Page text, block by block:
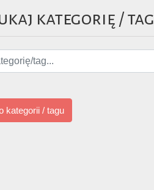
kategorię / tag
kategorii / tagu